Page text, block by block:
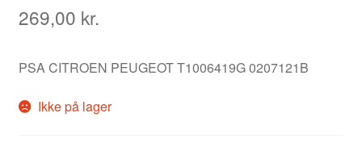
269,00 kr.
PSA CITROEN PEUGEOT T1006419G 0207121B
Ikke på lager